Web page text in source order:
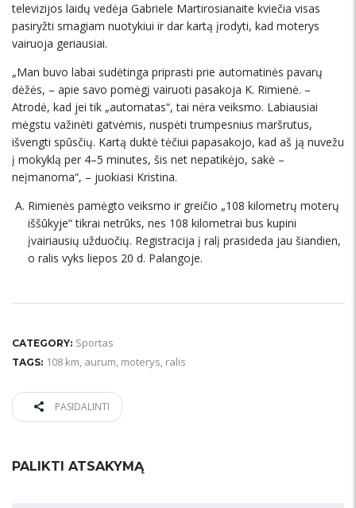
televizijos laidų vedėja Gabriele Martirosianaite kviečia visas
pasiryžti smagiam nuotykiui ir dar kartą įrodyti, kad moterys
vairuoja geriausiai.
„Man buvo labai sudėtinga priprasti prie automatinės pavarų
dėžės, – apie savo pomėgį vairuoti pasakoja K. Rimienė. –
Atrodė, kad jei tik „automatas“, tai nėra veiksmo. Labiausiai
mėgstu važinėti gatvėmis, nuspėti trumpesnius maršrutus,
išvengti spūsčių. Kartą duktė tėčiui papasakojo, kad aš ją nuvežu
į mokyklą per 4–5 minutes, šis net nepatikėjo, sakė –
neįmanoma“, – juokiasi Kristina.
Rimienės pamėgto veiksmo ir greičio „108 kilometrų moterų
iššūkyje“ tikrai netrūks, nes 108 kilometrai bus kupini
įvairiausių užduočių. Registracija į ralį prasideda jau šiandien,
o ralis vyks liepos 20 d. Palangoje.
CATEGORY: Sportas
TAGS: 108 km, aurum, moterys, ralis
PASIDALINTI
PALIKTI ATSAKYMĄ